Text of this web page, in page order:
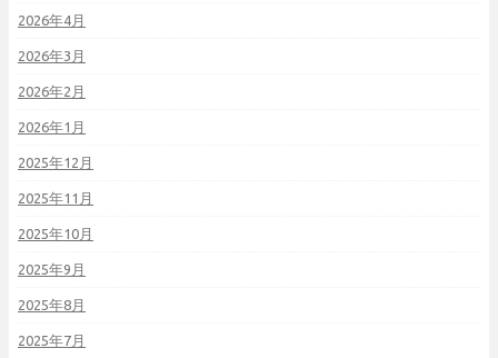
2026年4月
2026年3月
2026年2月
2026年1月
2025年12月
2025年11月
2025年10月
2025年9月
2025年8月
2025年7月